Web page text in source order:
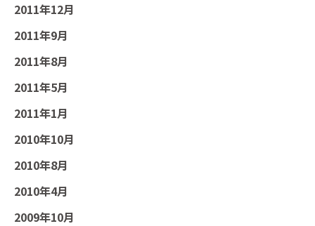
2011年12月
2011年9月
2011年8月
2011年5月
2011年1月
2010年10月
2010年8月
2010年4月
2009年10月